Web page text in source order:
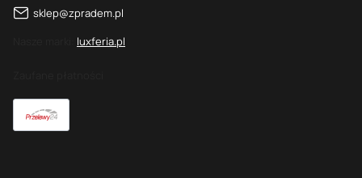
sklep@zpradem.pl
luxferia.pl